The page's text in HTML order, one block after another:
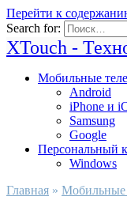
Перейти к
Search for:
XTouch -
Мобильные
Android
iPhone и
Samsung
Google
Персональный
Windows
Главная » Мобильные